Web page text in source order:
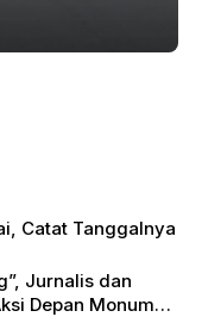
Catat Tanggalnya
Jurnalis dan
Depan Monumen